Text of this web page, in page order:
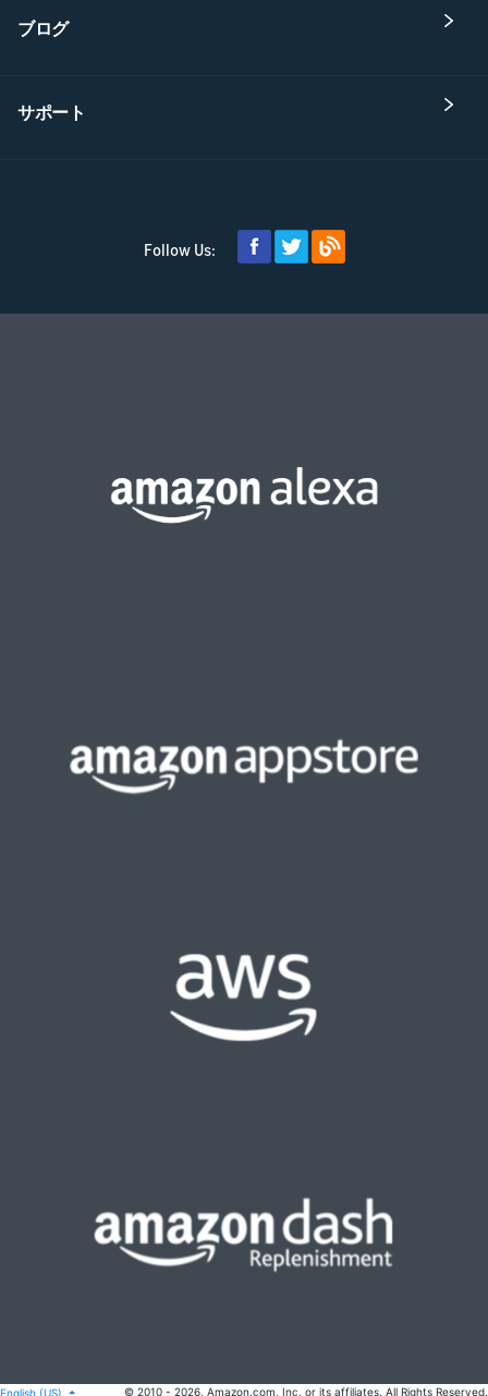
ブログ
サポート
Follow Us:
English (US) © 2010 - 2026, Amazon.com, Inc. or its affiliates. All Rights Reserved.